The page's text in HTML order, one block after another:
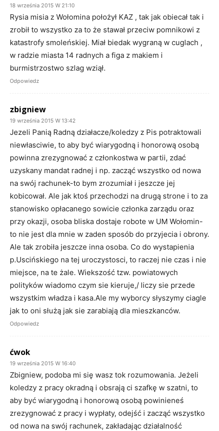
18 września 2015 W 21:10
Rysia misia z Wołomina położył KAZ , tak jak obiecał tak i
zrobił to wszystko za to że stawał przeciw pomnikowi z
katastrofy smoleńskiej. Miał biedak wygraną w cuglach ,
w radzie miasta 14 radnych a figa z makiem i
burmistrzostwo szlag wziął.
Odpowiedz
zbigniew
19 września 2015 W 13:42
Jezeli Panią Radną działacze/koledzy z Pis potraktowali
niewłasciwie, to aby być wiarygodną i honorową osobą
powinna zrezygnować z członkostwa w partii, zdać
uzyskany mandat radnej i np. zacząć wszystko od nowa
na swój rachunek-to bym zrozumiał i jeszcze jej
kobicował. Ale jak ktoś przechodzi na drugą strone i to za
stanowisko opłacanego sowicie członka zarządu oraz
przy okazji, osoba bliska dostaje robote w UM Wołomin-
to nie jest dla mnie w zaden sposób do przyjecia i obrony.
Ale tak zrobiła jeszcze inna osoba. Co do wystapienia
p.Uscińskiego na tej uroczystosci, to raczej nie czas i nie
miejsce, na te żale. Wiekszość tzw. powiatowych
polityków wiadomo czym sie kieruje,/ liczy sie przede
wszystkim władza i kasa.Ale my wyborcy słyszymy ciagle
jak to oni służą jak sie zarabiają dla mieszkanców.
Odpowiedz
ćwok
19 września 2015 W 16:40
Zbigniew, podoba mi się wasz tok rozumowania. Jeżeli
koledzy z pracy okradną i obsrają ci szafkę w szatni, to
aby być wiarygodną i honorową osobą powinieneś
zrezygnować z pracy i wypłaty, odejść i zacząć wszystko
od nowa na swój rachunek, zakładając działalność